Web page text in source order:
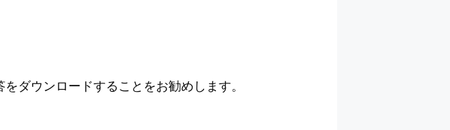
ダウンロードすることをお勧めします。